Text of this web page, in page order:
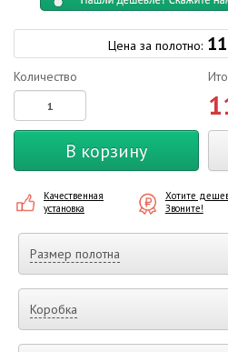
Цена за полотно:11
Количество
В корзину
Качественная
установка
Хотите
Звоните!
Размер полотна
Коробка